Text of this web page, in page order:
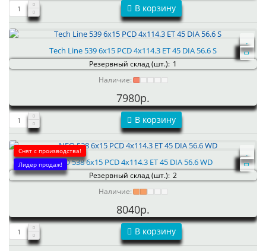
В корзину
Tech Line 539 6x15 PCD 4x114.3 ET 45 DIA 56.6 S
Резервный склад (шт.): 1
Наличие:
7980р.
В корзину
Снят с производства!
Лидер продаж!NEO 538 6x15 PCD 4x114.3 ET 45 DIA 56.6 WD
Резервный склад (шт.): 2
Наличие:
8040р.
В корзину